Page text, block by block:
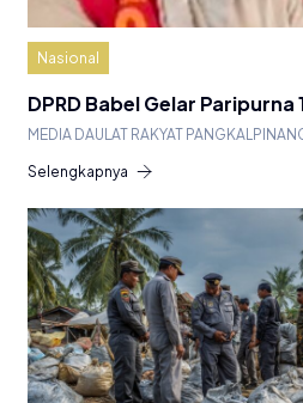
Nasional
DPRD Babel Gelar Paripurna
MEDIA DAULAT RAKYAT
Selengkapnya